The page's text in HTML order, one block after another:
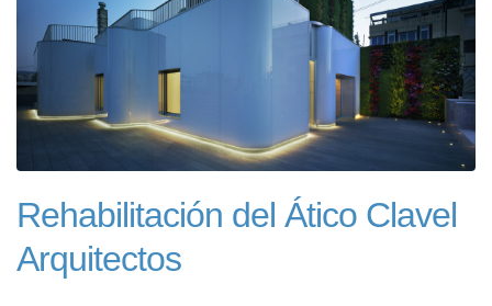
Rehabilitación del Ático Clavel
Arquitectos